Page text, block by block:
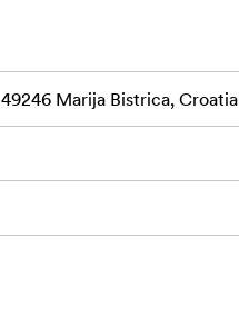
Marija Bistrica, Croatia